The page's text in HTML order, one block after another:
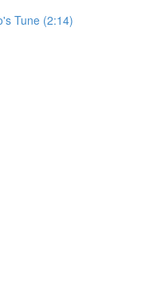
Tune (2:14)